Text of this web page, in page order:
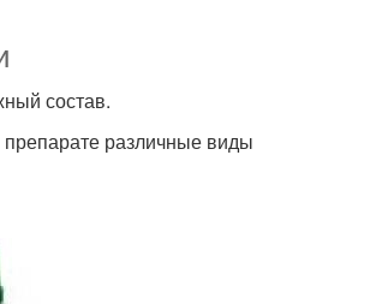
состав.
различные виды